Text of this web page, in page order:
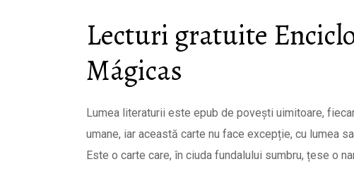
Lecturi gratuite
Mágicas
Lumea literaturii este epub de povești uimitoare,
umane, iar această carte nu face excepție, cu lumea
Este o carte care, în ciuda fundalului sumbru, țese o